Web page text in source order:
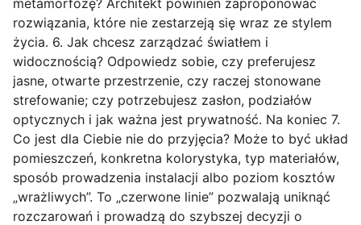
rozwiązania, które nie zestarzeją się wraz ze stylem
życia. 6. Jak chcesz zarządzać światłem i
widocznością? Odpowiedz sobie, czy preferujesz
jasne, otwarte przestrzenie, czy raczej stonowane
strefowanie; czy potrzebujesz zasłon, podziałów
optycznych i jak ważna jest prywatność. Na koniec 7.
Co jest dla Ciebie nie do przyjęcia? Może to być układ
pomieszczeń, konkretna kolorystyka, typ materiałów,
sposób prowadzenia instalacji albo poziom kosztów
„wrażliwych”. To „czerwone linie” pozwalają uniknąć
rozczarowań i prowadzą do szybszej decyzji o